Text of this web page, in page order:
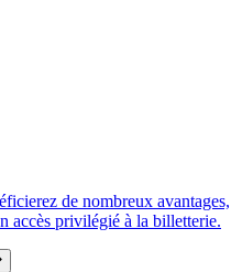
de nombreux avantages,
accès privilégié à la billetterie.